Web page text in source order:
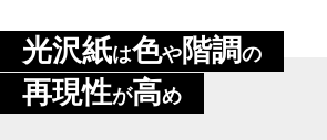
光沢紙は色や 階調の
再現性が高め